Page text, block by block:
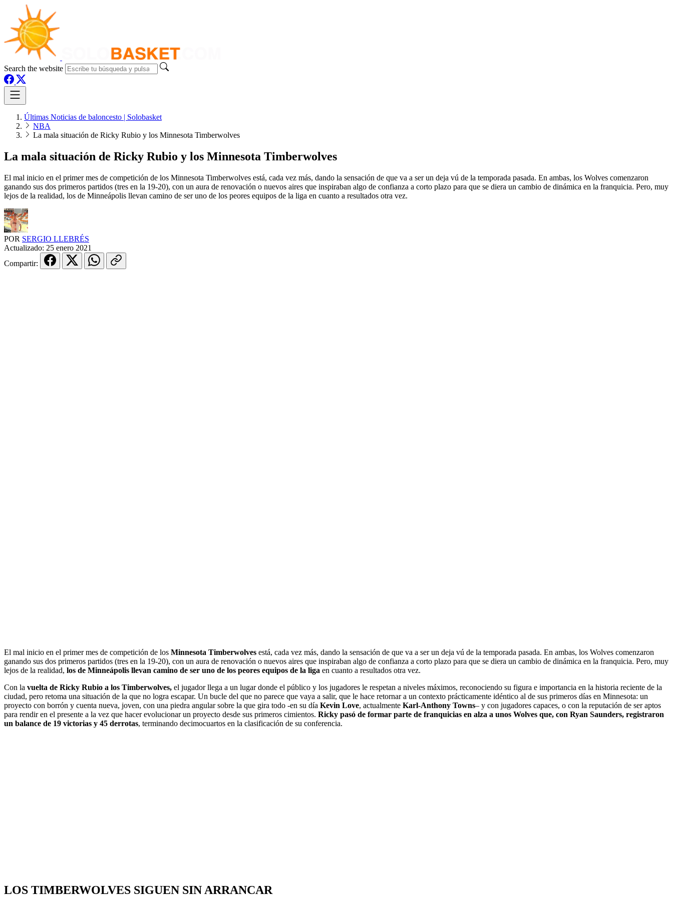
Search the website
Últimas Noticias de baloncesto | Solobasket
NBA
La mala situación de Ricky Rubio y los Minnesota Timberwolves
La mala situación de Ricky Rubio y los Minnesota Timberwolves
El mal inicio en el primer mes de competición de los Minnesota Timberwolves está, cada vez más, dando la sensación de que va a ser un deja vú de la temporada pasada. En ambas, los Wolves comenzaron
ganando sus dos primeros partidos (tres en la 19-20), con un aura de renovación o nuevos aires que inspiraban algo de confianza a corto plazo para que se diera un cambio de dinámica en la franquicia. Pero, muy
lejos de la realidad, los de Minneápolis llevan camino de ser uno de los peores equipos de la liga en cuanto a resultados otra vez.
POR SERGIO LLEBRÉS
Actualizado: 25 enero 2021
Compartir:
El mal inicio en el primer mes de competición de los Minnesota Timberwolves está, cada vez más, dando la sensación de que va a ser un deja vú de la temporada pasada. En ambas, los Wolves comenzaron
ganando sus dos primeros partidos (tres en la 19-20), con un aura de renovación o nuevos aires que inspiraban algo de confianza a corto plazo para que se diera un cambio de dinámica en la franquicia. Pero, muy
lejos de la realidad, los de Minneápolis llevan camino de ser uno de los peores equipos de la liga en cuanto a resultados otra vez.
Con la vuelta de Ricky Rubio a los Timberwolves, el jugador llega a un lugar donde el público y los jugadores le respetan a niveles máximos, reconociendo su figura e importancia en la historia reciente de la
ciudad, pero retoma una situación de la que no logra escapar. Un bucle del que no parece que vaya a salir, que le hace retornar a un contexto prácticamente idéntico al de sus primeros días en Minnesota: un
proyecto con borrón y cuenta nueva, joven, con una piedra angular sobre la que gira todo -en su día Kevin Love, actualmente Karl-Anthony Towns– y con jugadores capaces, o con la reputación de ser aptos
para rendir en el presente a la vez que hacer evolucionar un proyecto desde sus primeros cimientos. Ricky pasó de formar parte de franquicias en alza a unos Wolves que, con Ryan Saunders, registraron
un balance de 19 victorias y 45 derrotas, terminando decimocuartos en la clasificación de su conferencia.
LOS TIMBERWOLVES SIGUEN SIN ARRANCAR